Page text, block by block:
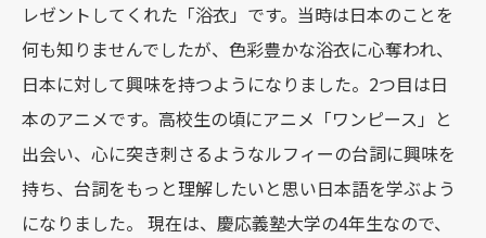
レゼントしてくれた「浴衣」です。当時は日本のことを
何も知りませんでしたが、色彩豊かな浴衣に心奪われ、
日本に対して興味を持つようになりました。2つ目は日
本のアニメです。高校生の頃にアニメ「ワンピース」と
出会い、心に突き刺さるようなルフィーの台詞に興味を
持ち、台詞をもっと理解したいと思い日本語を学ぶよう
になりました。 現在は、慶応義塾大学の4年生なので、